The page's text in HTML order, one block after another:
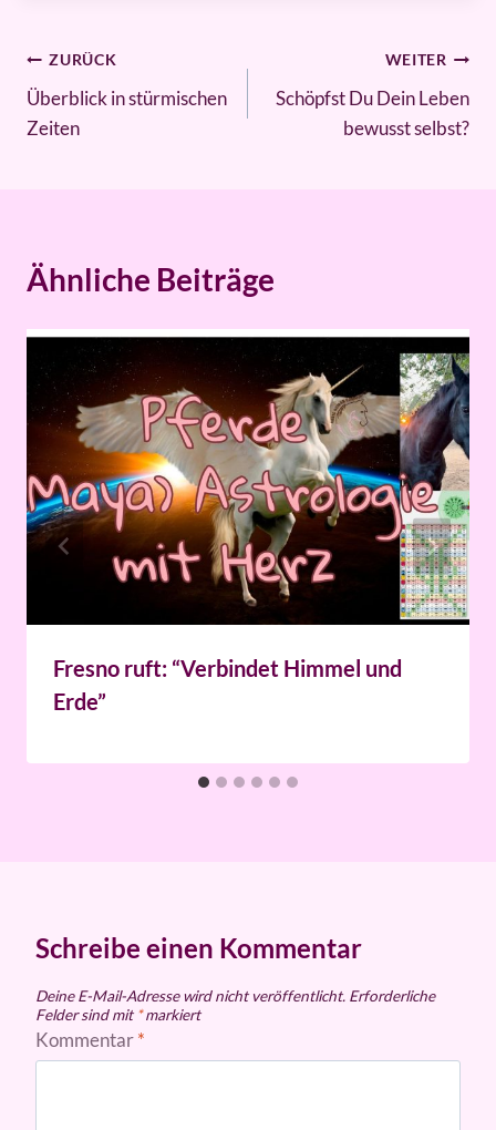
ZURÜCK
Überblick in stürmischen
Zeiten
WEITER
Schöpfst Du Dein Leben
bewusst selbst?
Ähnliche Beiträge
Fresno ruft: “Verbindet Himmel und
Erde”
Schreibe einen Kommentar
Deine E-Mail-Adresse wird nicht veröffentlicht. Erforderliche
Felder sind mit*markiert
Kommentar*